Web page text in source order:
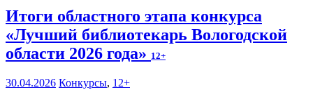
Итоги областного этапа конкурса
«Лучший библиотекарь Вологодской
области 2026 года» 12+
30.04.2026 Конкурсы, 12+